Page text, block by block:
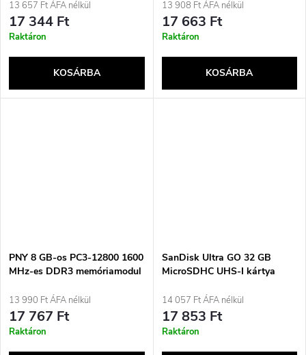
memóriakártya
13 657 Ft ÁFA nélkül
17 344 Ft
Raktáron
KOSÁRBA
Ezüst
13 908 Ft ÁFA nélkül
17 663 Ft
Raktáron
KOSÁRBA
PNY 8 GB-os PC3-12800 1600
MHz-es DDR3 memóriamodul
13 990 Ft ÁFA nélkül
17 767 Ft
Raktáron
SanDisk Ultra GO 32 GB
MicroSDHC UHS-I kártya
14 057 Ft ÁFA nélkül
17 853 Ft
Raktáron